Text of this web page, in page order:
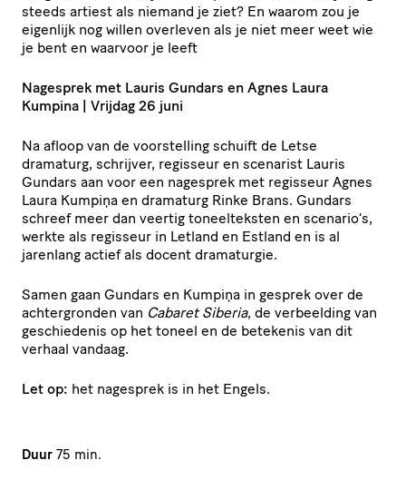
steeds artiest als niemand je ziet? En waarom zou je
eigenlijk nog willen overleven als je niet meer weet wie
je bent en waarvoor je leeft
Nagesprek met Lauris Gundars en Agnes Laura
Kumpina | Vrijdag 26 juni
Na afloop van de voorstelling schuift de Letse
dramaturg, schrijver, regisseur en scenarist Lauris
Gundars aan voor een nagesprek met regisseur Agnes
Laura Kumpiņa en dramaturg Rinke Brans. Gundars
schreef meer dan veertig toneelteksten en scenario’s,
werkte als regisseur in Letland en Estland en is al
jarenlang actief als docent dramaturgie.
Samen gaan Gundars en Kumpiņa in gesprek over de
achtergronden van Cabaret Siberia, de verbeelding van
geschiedenis op het toneel en de betekenis van dit
verhaal vandaag.
Let op: het nagesprek is in het Engels.
Duur 75 min.